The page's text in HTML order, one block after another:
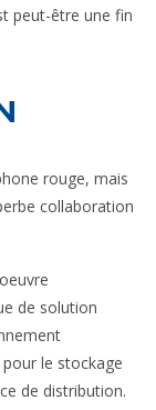
peut-être une fin
rouge, mais
collaboration
de solution
le stockage
de distribution.